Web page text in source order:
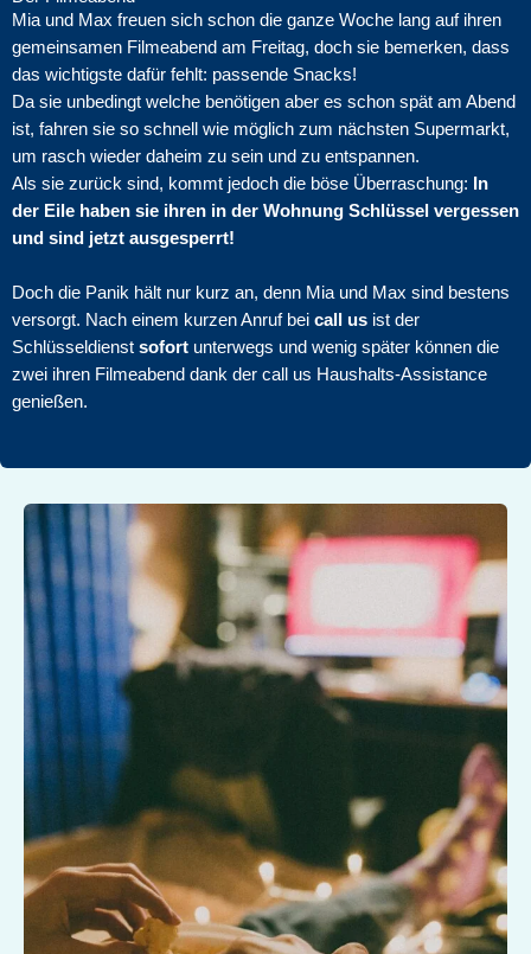
Mia und Max freuen sich schon die ganze Woche lang auf ihren
gemeinsamen Filmeabend am Freitag, doch sie bemerken, dass
das wichtigste dafür fehlt: passende Snacks!
Da sie unbedingt welche benötigen aber es schon spät am Abend
ist, fahren sie so schnell wie möglich zum nächsten Supermarkt,
um rasch wieder daheim zu sein und zu entspannen.
Als sie zurück sind, kommt jedoch die böse Überraschung:
In
der Eile haben sie ihren in der Wohnung Schlüssel vergessen
und sind jetzt ausgesperrt!
Doch die Panik hält nur kurz an, denn Mia und Max sind bestens
versorgt. Nach einem kurzen Anruf bei call us ist der
Schlüsseldienst sofort unterwegs und wenig später können die
zwei ihren Filmeabend dank der call us Haushalts-Assistance
genießen.